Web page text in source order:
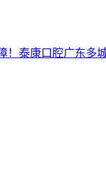
！泰康口腔广东多